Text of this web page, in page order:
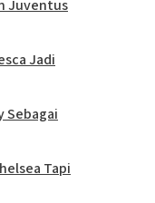
Juventus
Jadi
Sebagai
Tapi